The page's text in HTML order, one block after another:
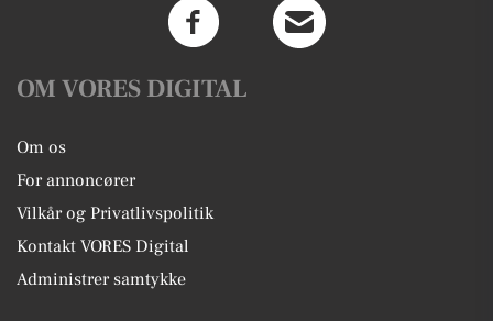
OM VORES DIGITAL
Om os
For annoncører
Vilkår og Privatlivspolitik
Kontakt VORES Digital
Administrer samtykke